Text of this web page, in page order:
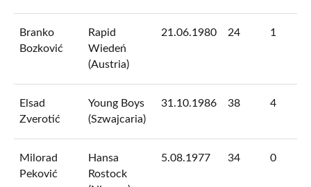
Branko
Bozković
Rapid
Wiedeń
(Austria)
21.06.1980 24 1
Elsad
Zverotić
Young Boys
(Szwajcaria)
31.10.1986 38 4
Milorad
Peković
Hansa
Rostock
5.08.1977 34 0